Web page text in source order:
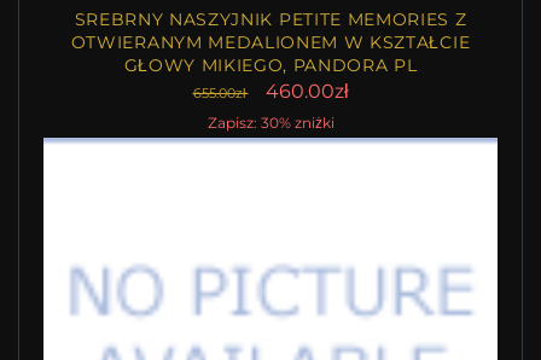
SREBRNY NASZYJNIK PETITE MEMORIES Z
OTWIERANYM MEDALIONEM W KSZTAŁCIE
GŁOWY MIKIEGO, PANDORA PL
655.00zł 460.00zł
Zapisz: 30% zniżki